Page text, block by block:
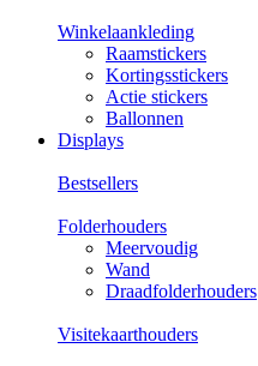
Winkelaankleding
Raamstickers
Kortingsstickers
Actie stickers
Ballonnen
Displays
Bestsellers
Folderhouders
Meervoudig
Wand
Draadfolderhouders
Visitekaarthouders